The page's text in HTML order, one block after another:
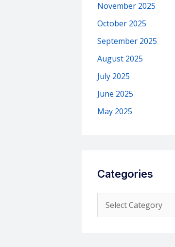
November 2025
October 2025
September 2025
August 2025
July 2025
June 2025
May 2025
Categories
a